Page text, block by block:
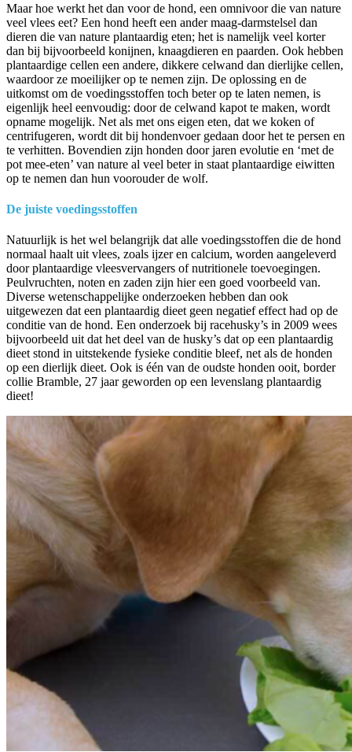
Maar hoe werkt het dan voor de hond, een omnivoor die van nature
veel vlees eet? Een hond heeft een ander maag-darmstelsel dan
dieren die van nature plantaardig eten; het is namelijk veel korter
dan bij bijvoorbeeld konijnen, knaagdieren en paarden. Ook hebben
plantaardige cellen een andere, dikkere celwand dan dierlijke cellen,
waardoor ze moeilijker op te nemen zijn. De oplossing en de
uitkomst om de voedingsstoffen toch beter op te laten nemen, is
eigenlijk heel eenvoudig: door de celwand kapot te maken, wordt
opname mogelijk. Net als met ons eigen eten, dat we koken of
centrifugeren, wordt dit bij hondenvoer gedaan door het te persen en
te verhitten. Bovendien zijn honden door jaren evolutie en ‘met de
pot mee-eten’ van nature al veel beter in staat plantaardige eiwitten
op te nemen dan hun voorouder de wolf.
De juiste voedingsstoffen
Natuurlijk is het wel belangrijk dat alle voedingsstoffen die de hond
normaal haalt uit vlees, zoals ijzer en calcium, worden aangeleverd
door plantaardige vleesvervangers of nutritionele toevoegingen.
Peulvruchten, noten en zaden zijn hier een goed voorbeeld van.
Diverse wetenschappelijke onderzoeken hebben dan ook
uitgewezen dat een plantaardig dieet geen negatief effect had op de
conditie van de hond. Een onderzoek bij racehusky’s in 2009 wees
bijvoorbeeld uit dat het deel van de husky’s dat op een plantaardig
dieet stond in uitstekende fysieke conditie bleef, net als de honden
op een dierlijk dieet. Ook is één van de oudste honden ooit, border
collie Bramble, 27 jaar geworden op een levenslang plantaardig
dieet!